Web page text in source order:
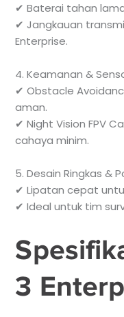
✔ Baterai tahan
✔ Jangkauan
Enterprise.
4. Keamanan &
✔ Obstacle
aman.
✔ Night Vision FPV
cahaya minim.
5. Desain Ringkas &
✔ Lipatan cepat
✔ Ideal untuk tim
3